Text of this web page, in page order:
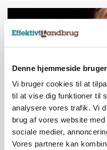
Denne hjemmeside
Vi bruger cookies til at
til at vise dig funktioner til
analysere vores trafik. Vi
brug af vores website
sociale medier,
Vores partnere kan
NAVNESTOF
Dansk professor